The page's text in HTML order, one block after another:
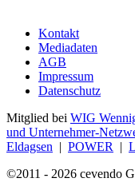
Kontakt
Mediadaten
AGB
Impressum
Datenschutz
Mitglied bei WIG
und Unternehmer-
Eldagsen | POWER |
©2011 - 2026 cevendo